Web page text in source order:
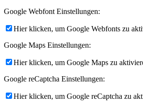
Google Webfont Einstellungen:
Hier klicken, um Google Webfonts zu
Google Maps Einstellungen:
Hier klicken, um Google Maps zu
Google reCaptcha Einstellungen:
Hier klicken, um Google reCaptcha zu